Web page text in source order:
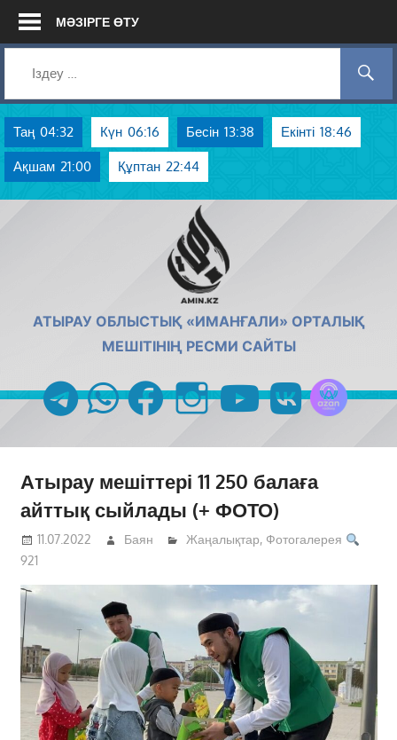
Skip
МӘЗІРГЕ ӨТУ
Таң 04:32 Күн 06:16 Бесін 13:38 Екінті 18:46
Ақшам 21:00 Құптан 22:44
АТЫРАУ ОБЛЫСТЫҚ «ИМАНҒАЛИ» ОРТАЛЫҚ
МЕШІТІНІҢ РЕСМИ САЙТЫ
telegramwhatsappfacebookinstagramyoutubevk
Атырау мешіттері 11 250 балаға
айттық сыйлады (+ ФОТО)
11.07.2022 Баян Жаңалықтар, Фотогалерея
921